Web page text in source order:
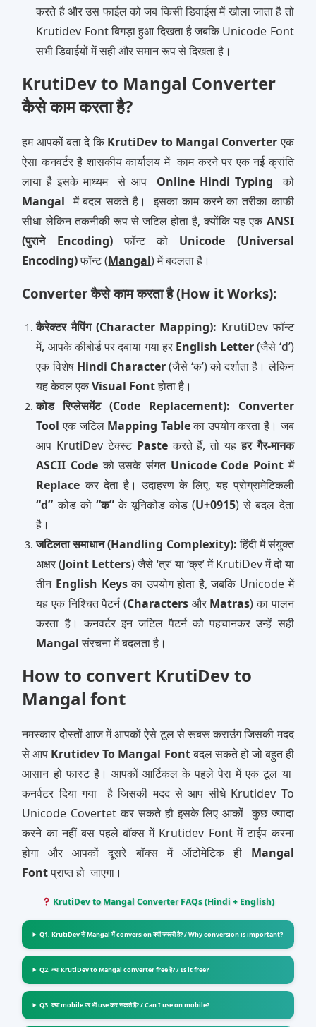
करते है और उस फाईल को जब किसी डिवाईस में खोला जाता है तो
Krutidev Font बिगड़ा हुआ दिखता है जबकि Unicode Font
सभी डिवाईयों में सही और समान रूप से दिखता है।
KrutiDev to Mangal Converter
कैसे काम करता है?
हम आपकों बता दे किKrutiDev to Mangal Converterएक
ऐसा कनवर्टर है शासकीय कार्यालय में काम करने पर एक नई क्रांति
लाया है इसके माध्‍यम से आप Online Hindi Typing को
Mangalमें बदल सकते है। इसका काम करने का तरीका काफी
सीधा लेकिन तकनीकी रूप से जटिल होता है, क्योंकि यह एक ANSI
(पुराने Encoding)फॉन्ट को Unicode (Universal
Encoding)फॉन्ट (Mangal) में बदलता है।
Converter कैसे काम करता है (How it Works):
कैरेक्टर मैपिंग (Character Mapping): KrutiDev फॉन्ट
में, आपके कीबोर्ड पर दबाया गया हर English Letter(जैसे ‘d’)
एक विशेष Hindi Character(जैसे ‘क’) को दर्शाता है। लेकिन
यह केवल एकVisual Fontहोता है।
कोड रिप्लेसमेंट (Code Replacement):
Converter
Tool एक जटिल Mapping Tableका उपयोग करता है। जब
आप KrutiDev टेक्स्ट Pasteकरते हैं, तो यहहर गैर-मानक
ASCII Code को उसके संगत Unicode Code Pointमें
Replace कर देता है। उदाहरण के लिए, यह प्रोग्रामेटिकली
“d” कोड को “क”के यूनिकोड कोड (U+0915) से बदल देता
है।
जटिलता समाधान (Handling Complexity):हिंदी में संयुक्त
अक्षर (Joint Letters) जैसे ‘त्र’ या ‘क्र’ में KrutiDev में दो या
तीन English Keysका उपयोग होता है, जबकि Unicode में
यह एक निश्चित पैटर्न (Characters और Matras) का पालन
करता है। कनवर्टर इन जटिल पैटर्न को पहचानकर उन्हें सही
Mangalसंरचना में बदलता है।
How to convert KrutiDev to
Mangal font
नमस्‍कार दोस्‍तों आज में आपकों ऐसे टूल से रूबरू कराउंग जिसकी मदद
से आप Krutidev To Mangal Fontबदल सकते हो जो बहुत ही
आसान हो फास्‍ट है। आपकों आर्टिकल के पहले पेरा में एक टूल या
कनर्वटर दिया गया है जिसकी मदद से आप सीधे Krutidev To
Unicode Covertet कर सकते हौ इसके लिए आकों कुछ ज्‍यादा
करने का नहीं बस पहले बॉक्‍स में Krutidev Font में टाईप करना
होगा और आपकों दूसरे बॉक्‍स में ऑटोमेटिक ही Mangal
Fontप्राप्‍त हो जाएगा।
KrutiDev to Mangal Converter FAQs (Hindi + English)
Q1. KrutiDev से Mangal में conversion क्यों ज़रूरी है? / Why conversion is important?
Q2. क्या KrutiDev to Mangal converter free है? / Is it free?
Q3. क्या mobile पर भी use कर सकते हैं? / Can I use on mobile?